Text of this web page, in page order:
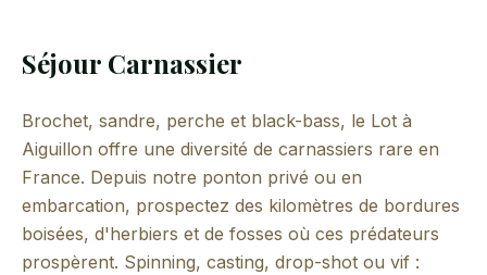
Séjour Carnassier
Brochet, sandre, perche et black-bass, le Lot à
Aiguillon offre une diversité de carnassiers rare en
France. Depuis notre ponton privé ou en
embarcation, prospectez des kilomètres de bordures
boisées, d'herbiers et de fosses où ces prédateurs
prospèrent. Spinning, casting, drop-shot ou vif :